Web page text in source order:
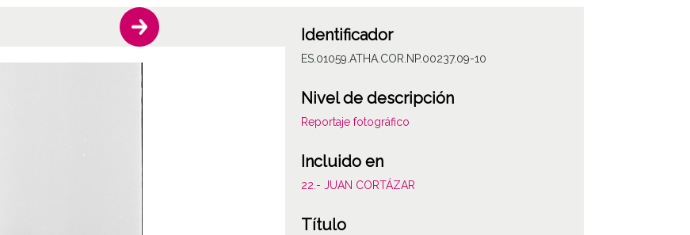
Identificador
ES.01059.ATHA.COR.NP.00237.09-10
Nivel de descripción
Reportaje fotográfico
Incluido en
22.- JUAN CORTÁZAR
Título